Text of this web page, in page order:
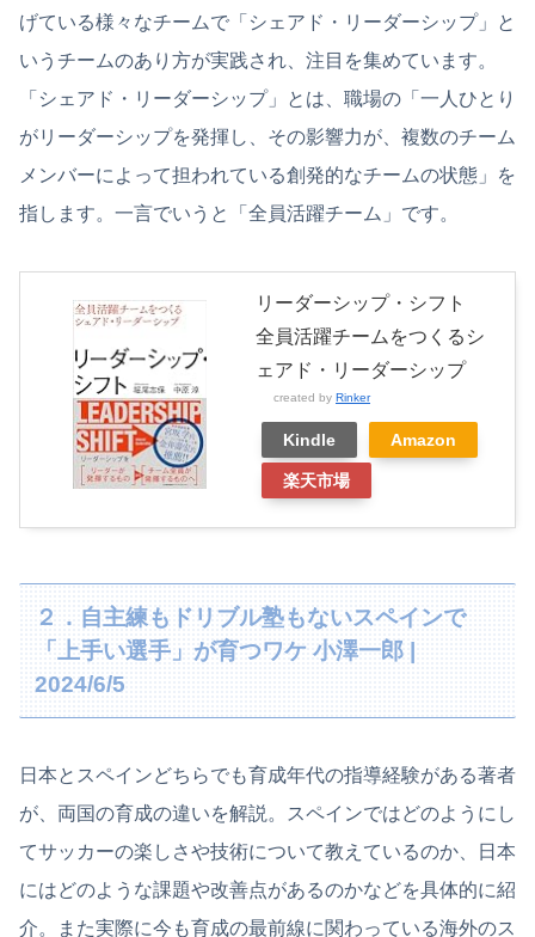
げている様々なチームで「シェアド・リーダーシップ」と
いうチームのあり方が実践され、注目を集めています。
「シェアド・リーダーシップ」とは、職場の「一人ひとり
がリーダーシップを発揮し、その影響力が、複数のチーム
メンバーによって担われている創発的なチームの状態」を
指します。一言でいうと「全員活躍チーム」です。
リーダーシップ・シフト
全員活躍チームをつくるシ
ェアド・リーダーシップ
created by Rinker
Kindle Amazon
楽天市場
２．自主練もドリブル塾もないスペインで
「上手い選手」が育つワケ 小澤一郎 |
2024/6/5
日本とスペインどちらでも育成年代の指導経験がある著者
が、両国の育成の違いを解説。スペインではどのようにし
てサッカーの楽しさや技術について教えているのか、日本
にはどのような課題や改善点があるのかなどを具体的に紹
介。また実際に今も育成の最前線に関わっている海外のス